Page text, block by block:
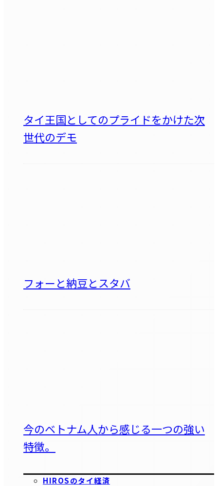
タイ王国としてのプライドをかけた次
世代のデモ
フォーと納豆とスタバ
今のベトナム人から感じる一つの強い
特徴。
HIROSのタイ経済